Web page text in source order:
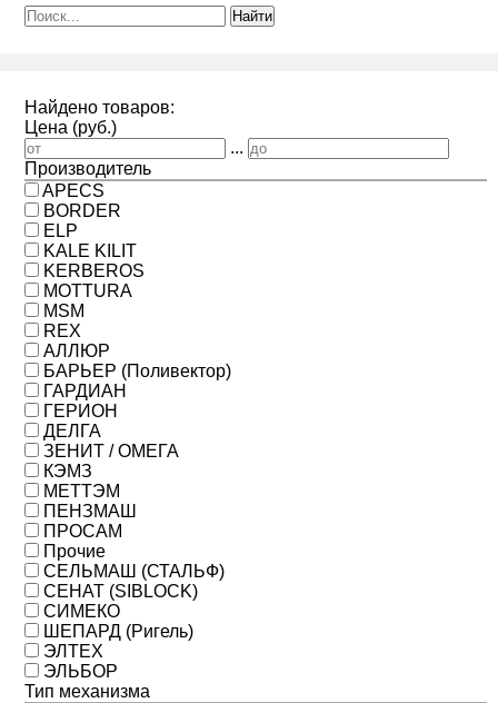
Найдено товаров:
Цена (руб.)
...
Производитель
APECS
BORDER
ELP
KALE KILIT
KERBEROS
MOTTURA
MSM
REX
АЛЛЮР
БАРЬЕР (Поливектор)
ГАРДИАН
ГЕРИОН
ДЕЛГА
ЗЕНИТ / ОМЕГА
КЭМЗ
МЕТТЭМ
ПЕНЗМАШ
ПРОСАМ
Прочие
СЕЛЬМАШ (СТАЛЬФ)
СЕНАТ (SIBLOCK)
СИМЕКО
ШЕПАРД (Ригель)
ЭЛТЕХ
ЭЛЬБОР
Тип механизма